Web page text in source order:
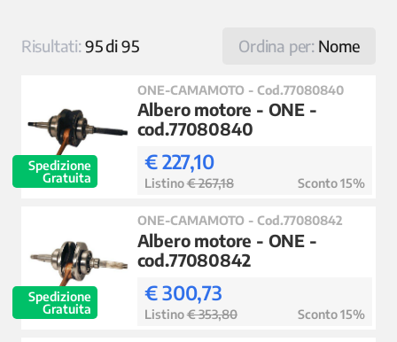
Ordina per: Nome
Risultati:95 di 95
Spedizione
Gratuita
ONE-CAMAMOTO - Cod.77080840
Albero motore - ONE -
cod.77080840
€ 227,10
Listino€ 267,18 Sconto 15%
Spedizione
Gratuita
ONE-CAMAMOTO - Cod.77080842
Albero motore - ONE -
cod.77080842
€ 300,73
Listino€ 353,80 Sconto 15%